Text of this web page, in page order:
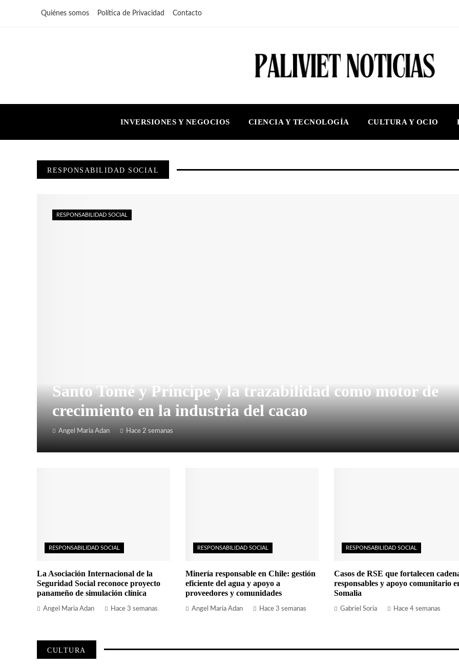
Quiénes somos Política de Privacidad Contacto
INVERSIONES Y NEGOCIOS CIENCIA Y TECNOLOGÍA CULTURA Y OCIO
RESPONSABILIDAD SOCIAL
Santo Tomé y Príncipe y la trazabilidad como motor de
crecimiento en la industria del cacao
Angel Maria Adan Hace 2 semanas
RESPONSABILIDAD SOCIAL
RESPONSABILIDAD SOCIAL
La Asociación Internacional de la
Seguridad Social reconoce proyecto
panameño de simulación clínica
Angel Maria Adan Hace 3 semanas
RESPONSABILIDAD SOCIAL
Minería responsable en Chile: gestión
eficiente del agua y apoyo a
proveedores y comunidades
Angel Maria Adan Hace 3 semanas
RESPONSABILIDAD SOCIAL
Casos de RSE que fortalecen
responsables y apoyo comunitario
Somalia
Gabriel Soria Hace 4 semanas
CULTURA